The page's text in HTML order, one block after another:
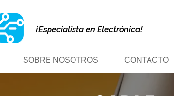
¡Especialista en Electrónica!
SOBRE NOSOTROS CONTACTO